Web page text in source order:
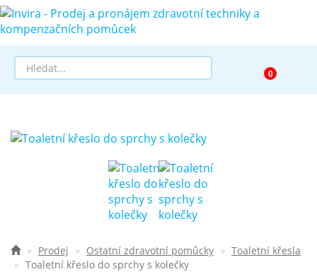
Půjčovna
Pomůcky dle zaměření
Pomůcky dle diagnózy
Výprodej
Prodej Ostatní zdravotní pomůcky
Toaletní křesla
Toaletní křeslo do sprchy s kolečky